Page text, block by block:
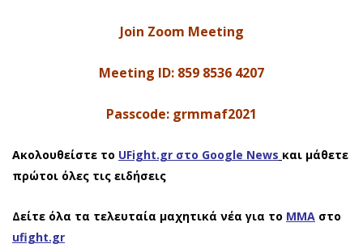
Join Zoom Meeting
Meeting ID: 859 8536 4207
Passcode: grmmaf2021
Ακολουθείστε το UFight.gr στο Google News και μάθετε
πρώτοι όλες τις ειδήσεις
Δείτε όλα τα τελευταία μαχητικά νέα για το ΜΜΑ στο
ufight.gr